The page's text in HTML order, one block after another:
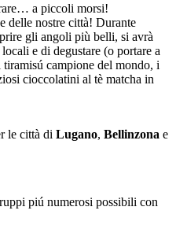
a piccoli morsi!
delle nostre città! Durante
gli angoli più belli, si avrà
e di degustare (o portare a
campione del mondo, i
cioccolatini al tè matcha in
le città di Lugano, Bellinzona e
piú numerosi possibili con